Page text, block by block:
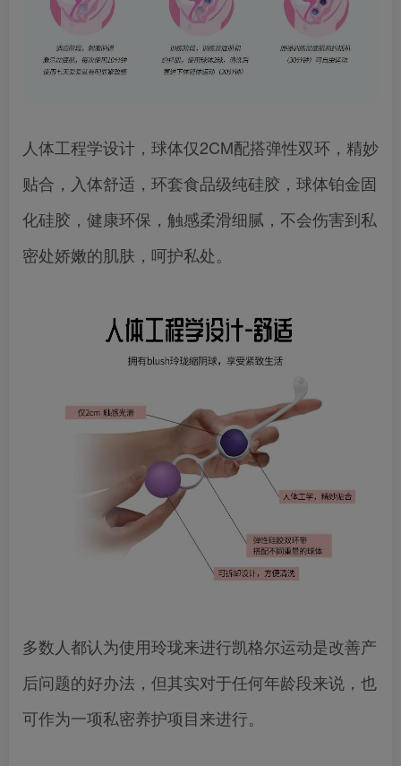
人体工程学设计，球体仅2CM配搭弹性双环，精妙
贴合，入体舒适，环套食品级纯硅胶，球体铂金固
化硅胶，健康环保，触感柔滑细腻，不会伤害到私
密处娇嫩的肌肤，呵护私处。
多数人都认为使用玲珑来进行凯格尔运动是改善产
后问题的好办法，但其实对于任何年龄段来说，也
可作为一项私密养护项目来进行。